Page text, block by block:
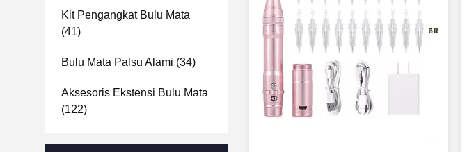
Kit Pengangkat Bulu Mata
(41)
Bulu Mata Palsu Alami (34)
Aksesoris Ekstensi Bulu Mata
(122)